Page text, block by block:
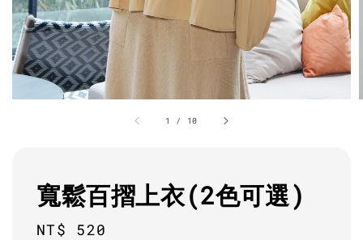
1 / 10
寬鬆百摺上衣(2色可選)
Regular
NT$ 520